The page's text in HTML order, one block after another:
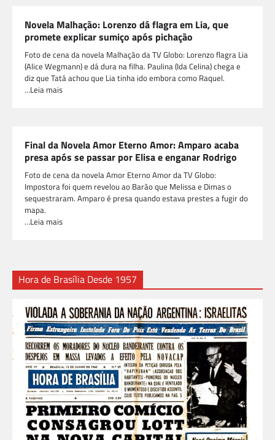
Novela Malhação: Lorenzo dá flagra em Lia, que
promete explicar sumiço após pichação
Foto de cena da novela Malhação da TV Globo: Lorenzo flagra Lia
(Alice Wegmann) e dá dura na filha. Paulina (Ida Celina) chega e
diz que Tatá achou que Lia tinha ido embora como Raquel.
…Leia mais
Final da Novela Amor Eterno Amor: Amparo acaba
presa após se passar por Elisa e enganar Rodrigo
Foto de cena da novela Amor Eterno Amor da TV Globo:
Impostora foi quem revelou ao Barão que Melissa e Dimas o
sequestraram. Amparo é presa quando estava prestes a fugir do
mapa.
…Leia mais
Hora de Brasília Desde 1957